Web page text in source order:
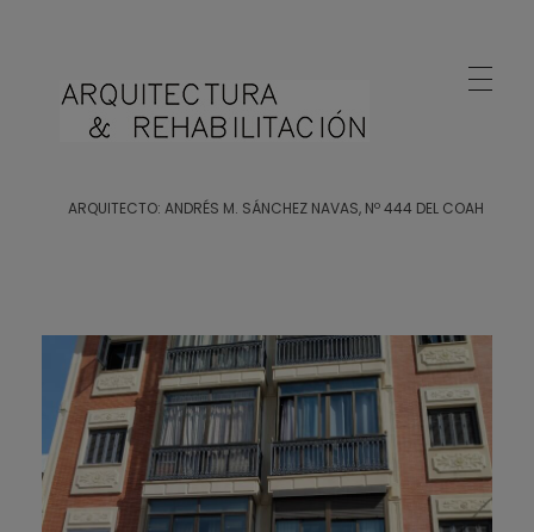
ARQUITECTO: ANDRÉS M. SÁNCHEZ NAVAS, Nº 444 DEL COAH